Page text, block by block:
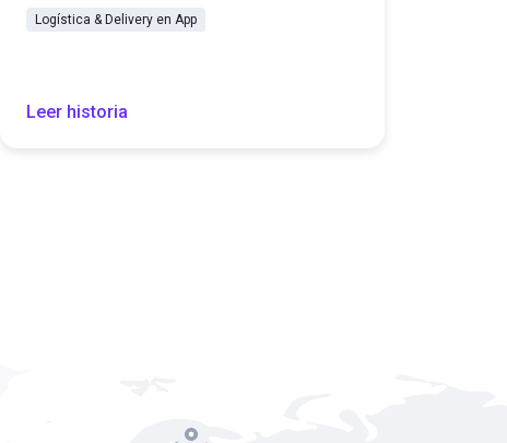
Logística & Delivery en App
Leer historia